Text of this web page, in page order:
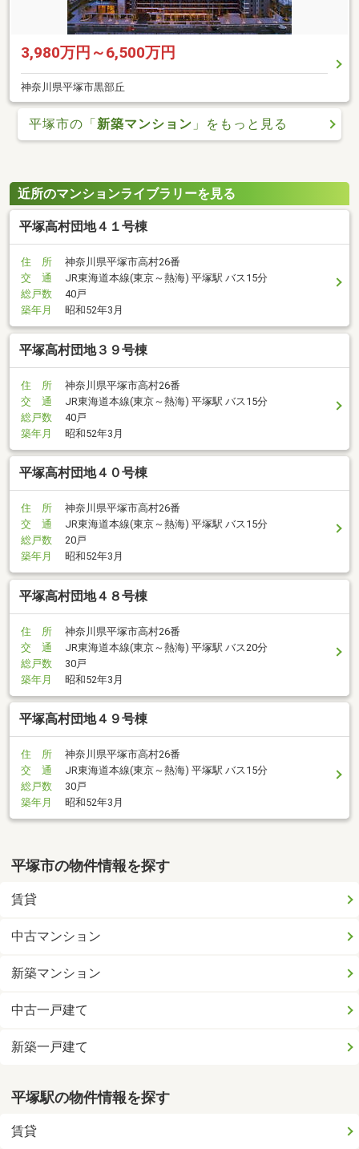
3,980万円～6,500万円
神奈川県平塚市黒部丘
平塚市の「 新築マンション 」をもっと見る
近所のマンションライブラリーを見る
平塚高村団地４１号棟
住 所
神奈川県平塚市高村26番
交 通
JR東海道本線(東京～熱海) 平塚駅 バス15分
総戸数
40戸
築年月
昭和52年3月
平塚高村団地３９号棟
住 所
神奈川県平塚市高村26番
交 通
JR東海道本線(東京～熱海) 平塚駅 バス15分
総戸数
40戸
築年月
昭和52年3月
平塚高村団地４０号棟
住 所
神奈川県平塚市高村26番
交 通
JR東海道本線(東京～熱海) 平塚駅 バス15分
総戸数
20戸
築年月
昭和52年3月
平塚高村団地４８号棟
住 所
神奈川県平塚市高村26番
交 通
JR東海道本線(東京～熱海) 平塚駅 バス20分
総戸数
30戸
築年月
昭和52年3月
平塚高村団地４９号棟
住 所
神奈川県平塚市高村26番
交 通
JR東海道本線(東京～熱海) 平塚駅 バス15分
総戸数
30戸
築年月
昭和52年3月
平塚市の物件情報を探す
賃貸
中古マンション
新築マンション
中古一戸建て
新築一戸建て
平塚駅の物件情報を探す
賃貸